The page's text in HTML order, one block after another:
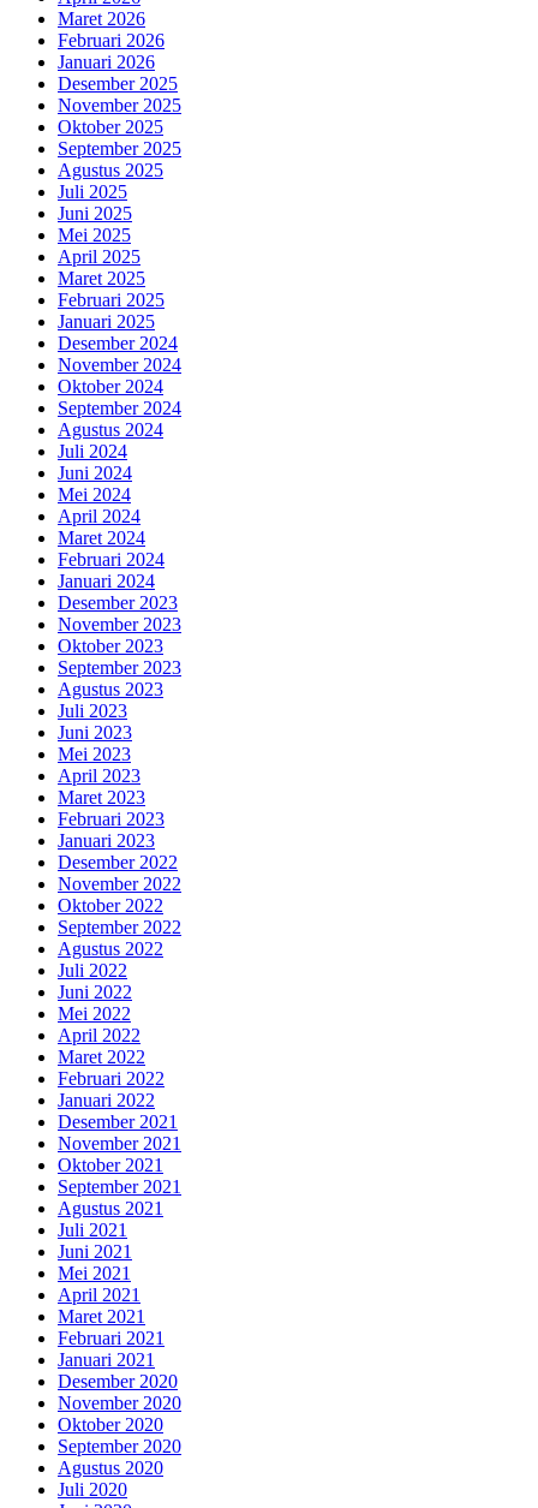
Maret 2026
Februari 2026
Januari 2026
Desember 2025
November 2025
Oktober 2025
September 2025
Agustus 2025
Juli 2025
Juni 2025
Mei 2025
April 2025
Maret 2025
Februari 2025
Januari 2025
Desember 2024
November 2024
Oktober 2024
September 2024
Agustus 2024
Juli 2024
Juni 2024
Mei 2024
April 2024
Maret 2024
Februari 2024
Januari 2024
Desember 2023
November 2023
Oktober 2023
September 2023
Agustus 2023
Juli 2023
Juni 2023
Mei 2023
April 2023
Maret 2023
Februari 2023
Januari 2023
Desember 2022
November 2022
Oktober 2022
September 2022
Agustus 2022
Juli 2022
Juni 2022
Mei 2022
April 2022
Maret 2022
Februari 2022
Januari 2022
Desember 2021
November 2021
Oktober 2021
September 2021
Agustus 2021
Juli 2021
Juni 2021
Mei 2021
April 2021
Maret 2021
Februari 2021
Januari 2021
Desember 2020
November 2020
Oktober 2020
September 2020
Agustus 2020
Juli 2020